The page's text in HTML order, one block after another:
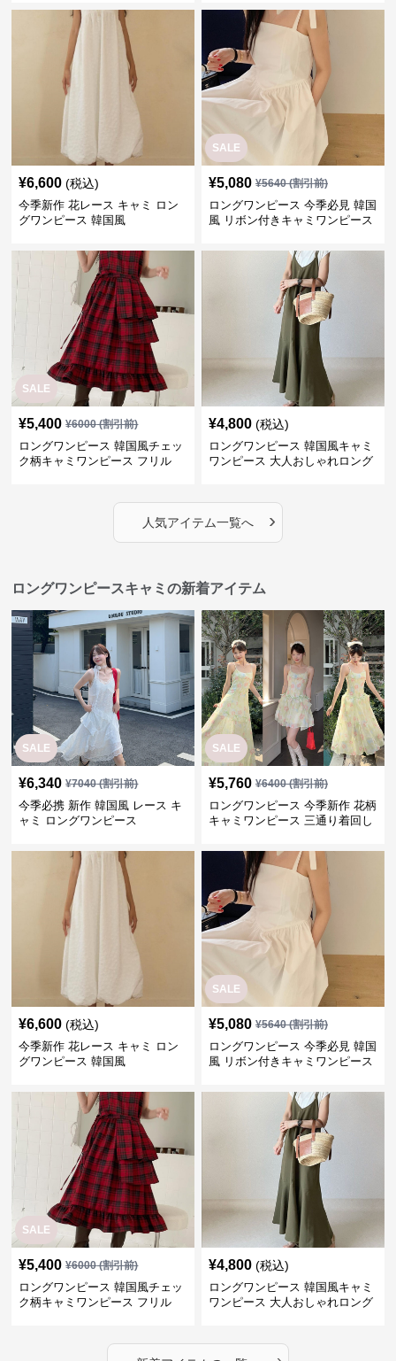
¥6,600 (税込)
今季新作 花レース キャミ ロン
グワンピース 韓国風
SALE
¥5,080 ¥5640(割引前)
ロングワンピース 今季必見 韓国
風 リボン付きキャミワンピース
SALE
¥5,400 ¥6000(割引前)
ロングワンピース 韓国風チェッ
ク柄キャミワンピース フリル
¥4,800 (税込)
ロングワンピース 韓国風キャミ
ワンピース 大人おしゃれロング
人気アイテム一覧へ ›
ロングワンピースキャミの新着アイテム
SALE
¥6,340 ¥7040(割引前)
今季必携 新作 韓国風 レース キ
ャミ ロングワンピース
SALE
¥5,760 ¥6400(割引前)
ロングワンピース 今季新作 花柄
キャミワンピース 三通り着回し
¥6,600 (税込)
今季新作 花レース キャミ ロン
グワンピース 韓国風
SALE
¥5,080 ¥5640(割引前)
ロングワンピース 今季必見 韓国
風 リボン付きキャミワンピース
SALE
¥5,400 ¥6000(割引前)
ロングワンピース 韓国風チェッ
ク柄キャミワンピース フリル
¥4,800 (税込)
ロングワンピース 韓国風キャミ
ワンピース 大人おしゃれロング